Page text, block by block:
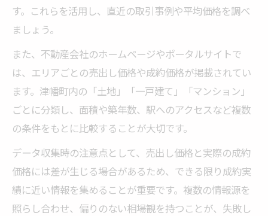
す。これらを活用し、直近の取引事例や平均価格を調べ
ましょう。
また、不動産会社のホームページやポータルサイトで
は、エリアごとの売出し価格や成約価格が掲載されてい
ます。津幡町内の「土地」「一戸建て」「マンション」
ごとに分類し、面積や築年数、駅へのアクセスなど複数
の条件をもとに比較することが大切です。
データ収集時の注意点として、売出し価格と実際の成約
価格には差が生じる場合があるため、できる限り成約実
績に近い情報を集めることが重要です。複数の情報源を
照らし合わせ、偏りのない相場観を持つことが、失敗し